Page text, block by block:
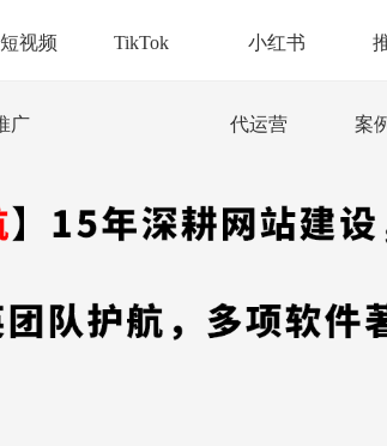
短视频
广
TikTok 小红书
代运营 案